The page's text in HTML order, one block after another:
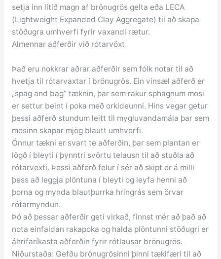
setja inn lítið magn af brönugrös gelta eða LECA
(Lightweight Expanded Clay Aggregate) til að skapa
stöðugra umhverfi fyrir vaxandi rætur.
Almennar aðferðir við rótarvöxt
Það eru nokkrar aðrar aðferðir sem fólk notar til að
hvetja til rótarvaxtar í brönugrös. Ein vinsæl aðferð er
„spag and bag“ tæknin, þar sem rakur sphagnum mosi
er settur beint í poka með orkideunni. Hins vegar getur
þessi aðferð stundum leitt til mygluvandamála þar sem
mosinn skapar mjög blautt umhverfi.
Önnur tækni er svart te aðferðin, þar sem plantan er
lögð í bleyti í þynntri svörtu telausn til að stuðla að
rótarvexti. Þessi aðferð felur í sér að skipt er á milli
þess að leggja plöntuna í bleyti og leyfa henni að
þorna og mynda blautþurrka hringrás sem örvar
rótarmyndun.
Þó að þessar aðferðir geti virkað, finnst mér að það að
nota einfaldan rakapoka og halda plöntunni stöðugri er
áhrifaríkasta aðferðin fyrir rótlausar brönugrös.
Niðurstaða: Gefðu brönugrösinni þinni tækifæri til að